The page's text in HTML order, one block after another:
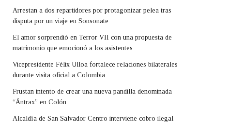
Arrestan a dos repartidores por protagonizar pelea tras
disputa por un viaje en Sonsonate
El amor sorprendió en Terror VII con una propuesta de
matrimonio que emocionó a los asistentes
Vicepresidente Félix Ulloa fortalece relaciones bilaterales
durante visita oficial a Colombia
Frustan intento de crear una nueva pandilla denominada
“Ántrax” en Colón
Alcaldía de San Salvador Centro interviene cobro ilegal